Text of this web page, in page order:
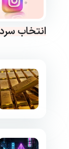
انتخاب